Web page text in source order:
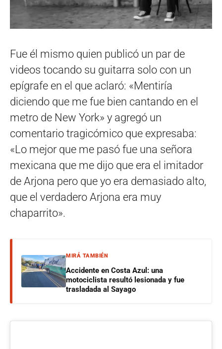
Fue él mismo quien publicó un par de
videos tocando su guitarra solo con un
epígrafe en el que aclaró: «Mentiría
diciendo que me fue bien cantando en el
metro de New York» y agregó un
comentario tragicómico que expresaba:
«Lo mejor que me pasó fue una señora
mexicana que me dijo que era el imitador
de Arjona pero que yo era demasiado alto,
que el verdadero Arjona era muy
chaparrito».
MIRÁ TAMBIÉN
Accidente en Costa Azul: una
motociclista resultó lesionada y fue
trasladada al Sayago